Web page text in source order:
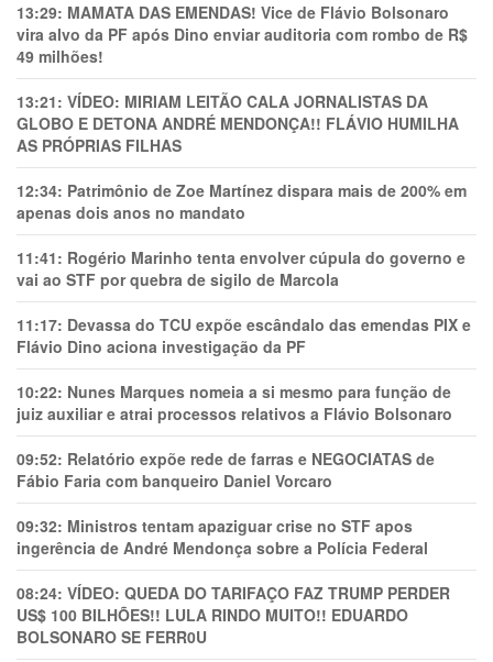
13:29: MAMATA DAS EMENDAS! Vice de Flávio Bolsonaro
vira alvo da PF após Dino enviar auditoria com rombo de R$
49 milhões!
13:21: VÍDEO: MIRIAM LEITÃO CALA JORNALISTAS DA
GLOBO E DETONA ANDRÉ MENDONÇA!! FLÁVIO HUMILHA
AS PRÓPRIAS FILHAS
12:34: Patrimônio de Zoe Martínez dispara mais de 200% em
apenas dois anos no mandato
11:41: Rogério Marinho tenta envolver cúpula do governo e
vai ao STF por quebra de sigilo de Marcola
11:17: Devassa do TCU expõe escândalo das emendas PIX e
Flávio Dino aciona investigação da PF
10:22: Nunes Marques nomeia a si mesmo para função de
juiz auxiliar e atrai processos relativos a Flávio Bolsonaro
09:52: Relatório expõe rede de farras e NEGOCIATAS de
Fábio Faria com banqueiro Daniel Vorcaro
09:32: Ministros tentam apaziguar crise no STF apos
ingerência de André Mendonça sobre a Polícia Federal
08:24: VÍDEO: QUEDA DO TARIFAÇO FAZ TRUMP PERDER
US$ 100 BILHÕES!! LULA RINDO MUITO!! EDUARDO
BOLSONARO SE FERR0U